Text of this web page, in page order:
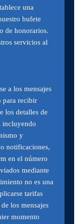
una
bufete
de honorarios.
servicios al
a los mensajes
para recibir
los detalles de
incluyendo
y
notificaciones,
en el número
mediante
no es una
tarifas
los mensajes
momento